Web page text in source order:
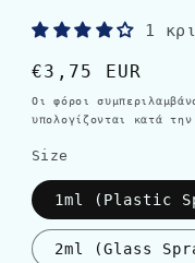
1
Κανονική
τιμή
€3,75 EUR
Οι φόροι
υπολογίζονται κατά
Size
1ml (Plastic
2ml (Glass